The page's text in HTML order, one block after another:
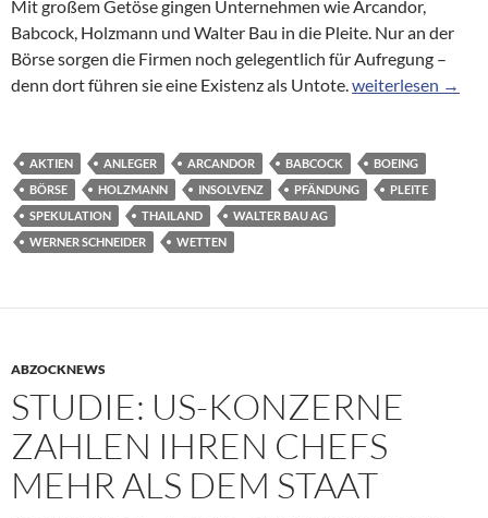
Mit großem Getöse gingen Unternehmen wie Arcandor,
Babcock, Holzmann und Walter Bau in die Pleite. Nur an der
Börse sorgen die Firmen noch gelegentlich für Aufregung –
denn dort führen sie eine Existenz als Untote.Mantel-
weiterlesen →
AKTIEN ANLEGER ARCANDOR BABCOCK
BOEING
BÖRSE
HOLZMANN INSOLVENZ PFÄNDUNG
PLEITE
SPEKULATION
THAILAND
WALTER BAU AG
WERNER SCHNEIDER
WETTEN
ABZOCKNEWS
STUDIE: US-KONZERNE
ZAHLEN IHREN CHEFS
MEHR ALS DEM STAAT